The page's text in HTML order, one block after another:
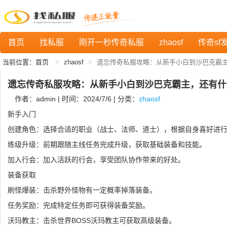
首页 找私服 刚开一秒传奇私服 zhaosf 传奇sf
当前位置： 首页 zhaosf 遗忘传奇私服攻略：从新手小白到沙巴克霸
遗忘传奇私服攻略：从新手小白到沙巴克霸主，还有
作者：admin | 时间：2024/7/6 | 分类： zhaosf
新手入门
创建角色：选择合适的职业（战士、法师、道士），根据自身喜好进
练级升级：前期跟随主线任务完成升级，获取基础装备和技能。
加入行会：加入活跃的行会，享受团队协作带来的好处。
装备获取
刷怪爆装：击杀野外怪物有一定概率掉落装备。
任务奖励：完成特定任务即可获得装备奖励。
沃玛教主：击杀世界BOSS沃玛教主可获取高级装备。